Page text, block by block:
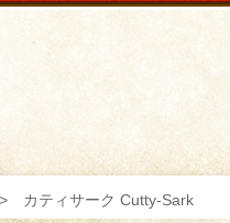
カティサーク Cutty-Sark